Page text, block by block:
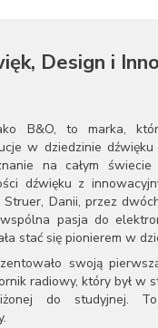
Design i
B&O, to marka,
w dziedzinie
na całym
dźwięku z
Danii, przez
pasja do
stać się pionierem w
swoją
radiowy, który był w
do studyjnej.